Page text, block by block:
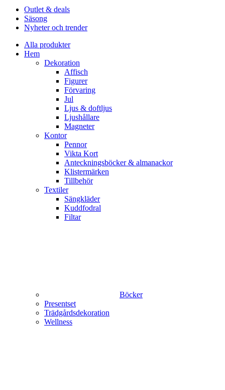
Outlet & deals
Säsong
Nyheter och trender
Alla produkter
Hem
Dekoration
Affisch
Figurer
Förvaring
Jul
Ljus & doftljus
Ljushållare
Magneter
Kontor
Pennor
Vikta Kort
Anteckningsböcker & almanackor
Klistermärken
Tillbehör
Textiler
Sängkläder
Kuddfodral
Filtar
Böcker
Presentset
Trädgårdsdekoration
Wellness